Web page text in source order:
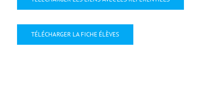
TÉLÉCHARGER LA FICHE ÉLÈVES